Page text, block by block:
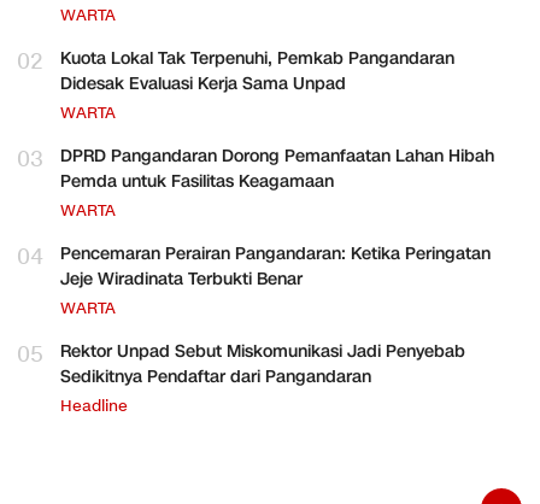
WARTA
02
Kuota Lokal Tak Terpenuhi, Pemkab Pangandaran
Didesak Evaluasi Kerja Sama Unpad
WARTA
03
DPRD Pangandaran Dorong Pemanfaatan Lahan Hibah
Pemda untuk Fasilitas Keagamaan
WARTA
04
Pencemaran Perairan Pangandaran: Ketika Peringatan
Jeje Wiradinata Terbukti Benar
WARTA
05
Rektor Unpad Sebut Miskomunikasi Jadi Penyebab
Sedikitnya Pendaftar dari Pangandaran
Headline